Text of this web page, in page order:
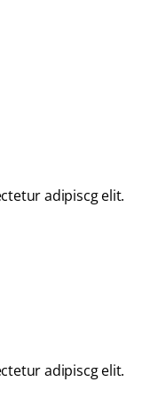
adipiscg elit.
adipiscg elit.